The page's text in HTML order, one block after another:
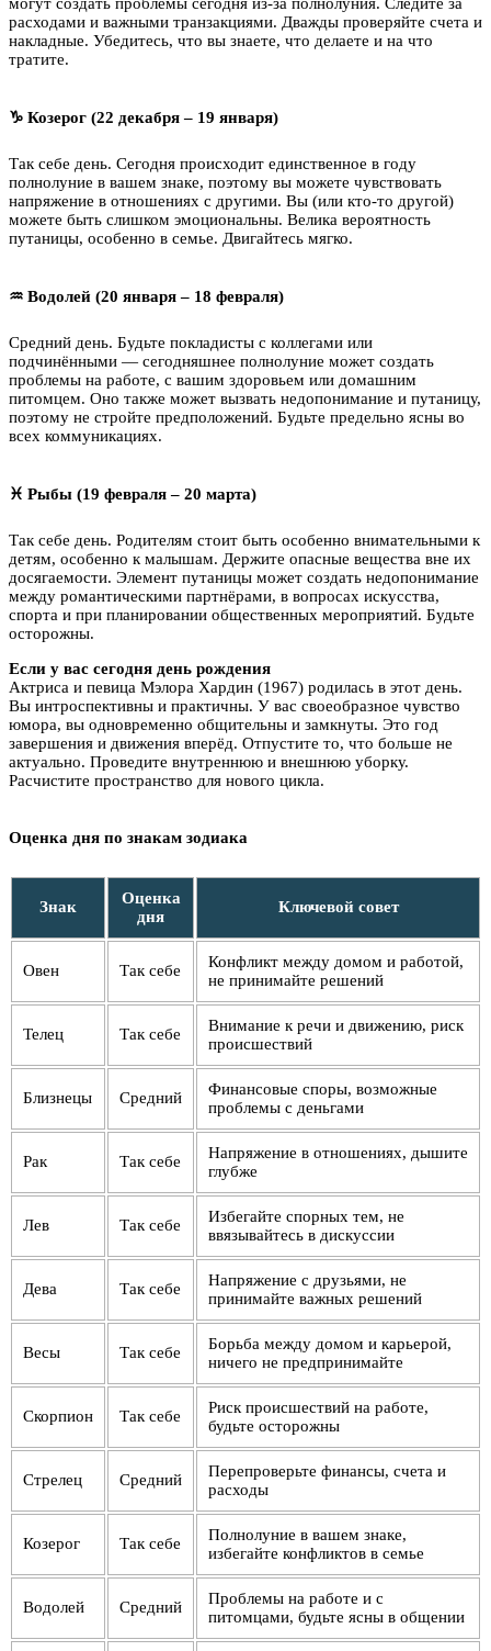
могут создать проблемы сегодня из-за полнолуния. Следите за
расходами и важными транзакциями. Дважды проверяйте счета и
накладные. Убедитесь, что вы знаете, что делаете и на что
тратите.
♑ Козерог (22 декабря – 19 января)
Так себе день. Сегодня происходит единственное в году
полнолуние в вашем знаке, поэтому вы можете чувствовать
напряжение в отношениях с другими. Вы (или кто-то другой)
можете быть слишком эмоциональны. Велика вероятность
путаницы, особенно в семье. Двигайтесь мягко.
♒ Водолей (20 января – 18 февраля)
Средний день. Будьте покладисты с коллегами или
подчинёнными — сегодняшнее полнолуние может создать
проблемы на работе, с вашим здоровьем или домашним
питомцем. Оно также может вызвать недопонимание и путаницу,
поэтому не стройте предположений. Будьте предельно ясны во
всех коммуникациях.
♓ Рыбы (19 февраля – 20 марта)
Так себе день. Родителям стоит быть особенно внимательными к
детям, особенно к малышам. Держите опасные вещества вне их
досягаемости. Элемент путаницы может создать недопонимание
между романтическими партнёрами, в вопросах искусства,
спорта и при планировании общественных мероприятий. Будьте
осторожны.
Если у вас сегодня день рождения
Актриса и певица Мэлора Хардин (1967) родилась в этот день.
Вы интроспективны и практичны. У вас своеобразное чувство
юмора, вы одновременно общительны и замкнуты. Это год
завершения и движения вперёд. Отпустите то, что больше не
актуально. Проведите внутреннюю и внешнюю уборку.
Расчистите пространство для нового цикла.
Оценка дня по знакам зодиака
Знак
Оценка
дня
Ключевой совет
Овен Так себе
Конфликт между домом и работой,
не принимайте решений
Телец Так себе
Внимание к речи и движению, риск
происшествий
Близнецы Средний
Финансовые споры, возможные
проблемы с деньгами
Рак Так себе
Напряжение в отношениях, дышите
глубже
Лев Так себе
Избегайте спорных тем, не
ввязывайтесь в дискуссии
Дева Так себе
Напряжение с друзьями, не
принимайте важных решений
Весы Так себе
Борьба между домом и карьерой,
ничего не предпринимайте
Скорпион Так себе
Риск происшествий на работе,
будьте осторожны
Стрелец Средний
Перепроверьте финансы, счета и
расходы
Козерог Так себе
Полнолуние в вашем знаке,
избегайте конфликтов в семье
Водолей Средний
Проблемы на работе и с
питомцами, будьте ясны в общении